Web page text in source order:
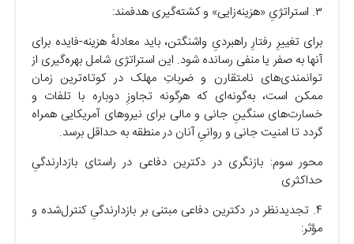
۳. استراتژیِ «هزینه‌زایی» و کشته‌گیری هدفمند:
برای تغییرِ رفتارِ راهبردیِ واشنگتن، باید معادلهٔ هزینه-فایده برای
آنها به صفر یا منفی رسانده شود. این استراتژی شامل بهره‌گیری از
توانمندی‌های نامتقارن و ضرباتِ مهلک در کوتاه‌ترین زمان
ممکن است، به‌گونه‌ای که هرگونه تجاوزِ دوباره با تلفات و
خسارت‌های سنگینِ جانی و مالی برای نیرو‌های آمریکایی همراه
گردد تا امنیت جانی و روانیِ آنان در منطقه به حداقل برسد.
محور سوم: بازنگری در دکترین دفاعی در راستای بازدارندگیِ
حداکثری
۴. تجدیدنظر در دکترین دفاعی مبتنی بر بازدارندگیِ کنترل‌شده و
مؤثر: